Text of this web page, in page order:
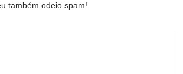
também odeio spam!